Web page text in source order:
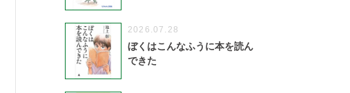
2026.07.28
ぼくはこんなふうに本を読ん
できた